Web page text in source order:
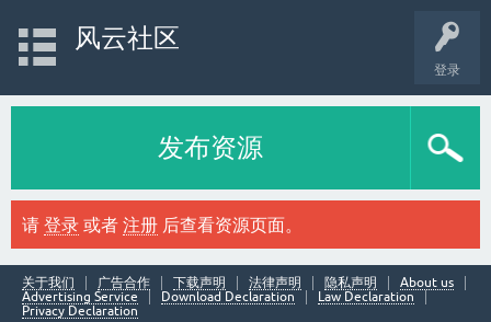
登录
风云社区
发布资源
请 登录 或者 注册 后查看资源页面。
关于我们 广告合作 下载声明 法律声明 隐私声明
About us
Advertising Service
Download Declaration
Law Declaration
Privacy Declaration